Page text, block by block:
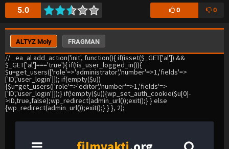
gözardı etmiştir. Hanna yaşadığı bu olumsuz olaylardan sonra,
estetik operasyon yaptırmaya karar vererek kendisini
0 0
5.0
ALTYZ Moly FRAGMAN